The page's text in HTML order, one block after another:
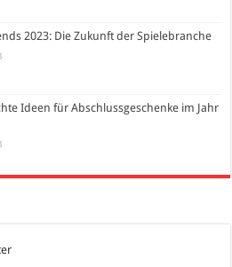
2023: Die Zukunft der Spielebranche
Ideen für Abschlussgeschenke im Jahr